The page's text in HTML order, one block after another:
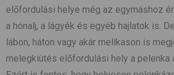
előfordulási helye még az egymáshoz
a hónalj, a lágyék és egyéb hajlatok is.
lábon, háton vagy akár mellkason is
melegkiütés előfordulási hely a pelenka